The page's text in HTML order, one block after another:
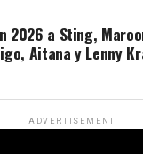
2026 a Sting,
Aitana y Lenny
ADVERTISEMENT